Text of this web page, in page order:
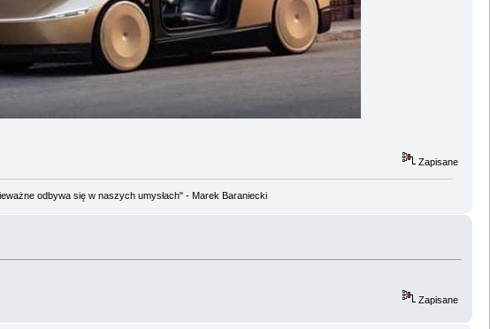
Zapisane
odbywa się w naszych umysłach" - Marek Baraniecki
Zapisane